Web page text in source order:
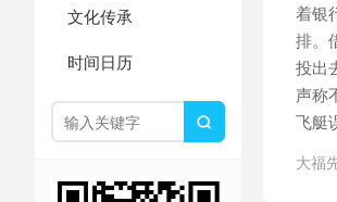
文化传承
时间日历

着银
排。
投出
声称
飞艇
大福